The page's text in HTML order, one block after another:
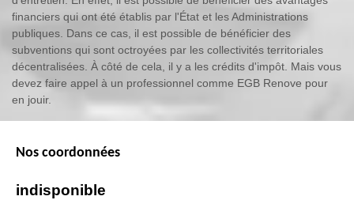
financiers qui ont été établis par l'État et les Administrations
publiques. Dans ce cas, il est possible de bénéficier des
subventions qui sont octroyées par les collectivités territoriales
décentralisées. À côté de cela, il y a les crédits d'impôt. Mais vous
devez faire appel à un professionnel comme EGB Renove pour
en jouir.
Nos coordonnées
indisponible